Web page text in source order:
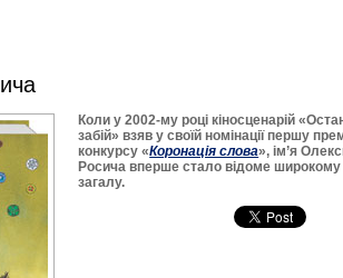
Коли у 2002-му році кіносценарій
забій» взяв у своїй номінації першу
конкурсу «Коронація слова», ім’я
Росича вперше стало відоме широкому
загалу.